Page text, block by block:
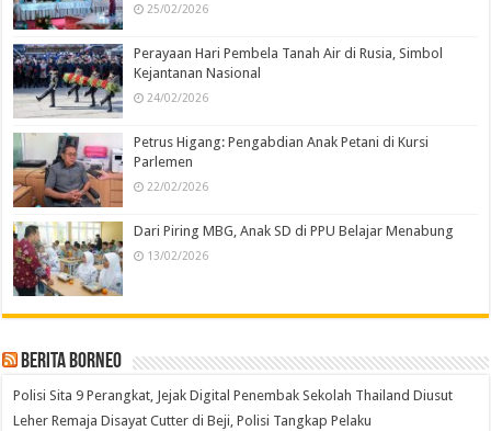
25/02/2026
Perayaan Hari Pembela Tanah Air di Rusia, Simbol
Kejantanan Nasional
24/02/2026
Petrus Higang: Pengabdian Anak Petani di Kursi
Parlemen
22/02/2026
Dari Piring MBG, Anak SD di PPU Belajar Menabung
13/02/2026
Berita Borneo
Polisi Sita 9 Perangkat, Jejak Digital Penembak Sekolah Thailand Diusut
Leher Remaja Disayat Cutter di Beji, Polisi Tangkap Pelaku